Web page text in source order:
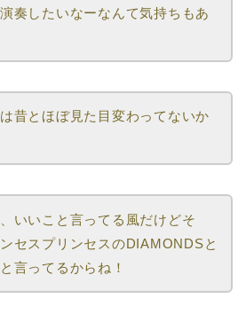
奏したいなーなんて気持ちもあ
昔とほぼ見た目変わってないか
いいこと言ってる風だけどそ
セスプリンセスのDIAMONDSと
言ってるからね！